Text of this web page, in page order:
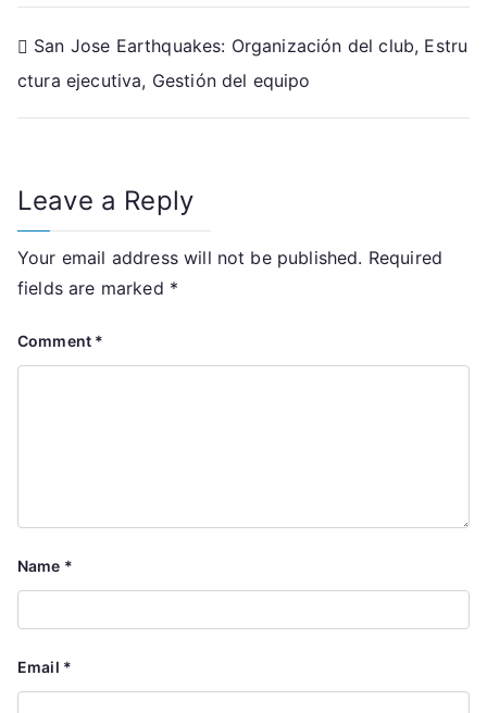
Post
navigation
San Jose Earthquakes: Organización del club, Estru
ctura ejecutiva, Gestión del equipo
Leave a Reply
Your email address will not be published. Required
fields are marked *
Comment *
Name *
Email *